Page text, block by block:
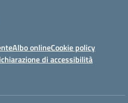
Albo onlineCookie policy
di accessibilità